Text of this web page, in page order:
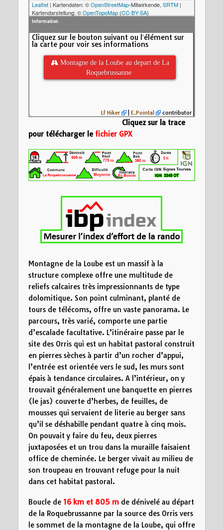
Leaflet| Kartendaten: ©OpenStreetMap-Mitwirkende, SRTM|
Kartendarstellung: ©OpenTopoMap(CC-BY-SA)
 Montagne de la Loube au depart de La
Roquebrussanne
800
Distance (km)
Nom:La Loube en
Distance:
Altitude minimum:
Altitude maximum:
Information
Cliquez sur le bouton suivant ou l′élément sur
la carte pour voir ses informations
Lf Hiker | E.Pointal contributor
Cliquez sur la trace
pour télécharger le fichier GPX
Montagne de la Loube est un massif à la
structure complexe offre une multitude de
reliefs calcaires très impressionnants de type
dolomitique. Son point culminant, planté de
tours de télécoms, offre un vaste panorama. Le
parcours, très varié, comporte une partie
d’escalade facultative. L’itinéraire passe par le
site des Orris qui est un habitat pastoral construit
en pierres sèches à partir d’un rocher d’appui,
l’entrée est orientée vers le sud, les murs sont
épais à tendance circulaires. A l’intérieur, on y
trouvait généralement une banquette en pierres
(le jas) couverte d’herbes, de feuilles, de
mousses qui servaient de literie au berger sans
qu’il se déshabille pendant quatre à cinq mois.
On pouvait y faire du feu, deux pierres
juxtaposées et un trou dans la muraille faisaient
office de cheminée. Le berger vivait au milieu de
son troupeau en trouvant refuge pour la nuit
dans cet habitat pastoral.
Boucle de 16 km et 805 mde dénivelé au départ
de la Roquebrussanne par la source des Orris vers
le sommet de la montagne de la Loube, qui offre